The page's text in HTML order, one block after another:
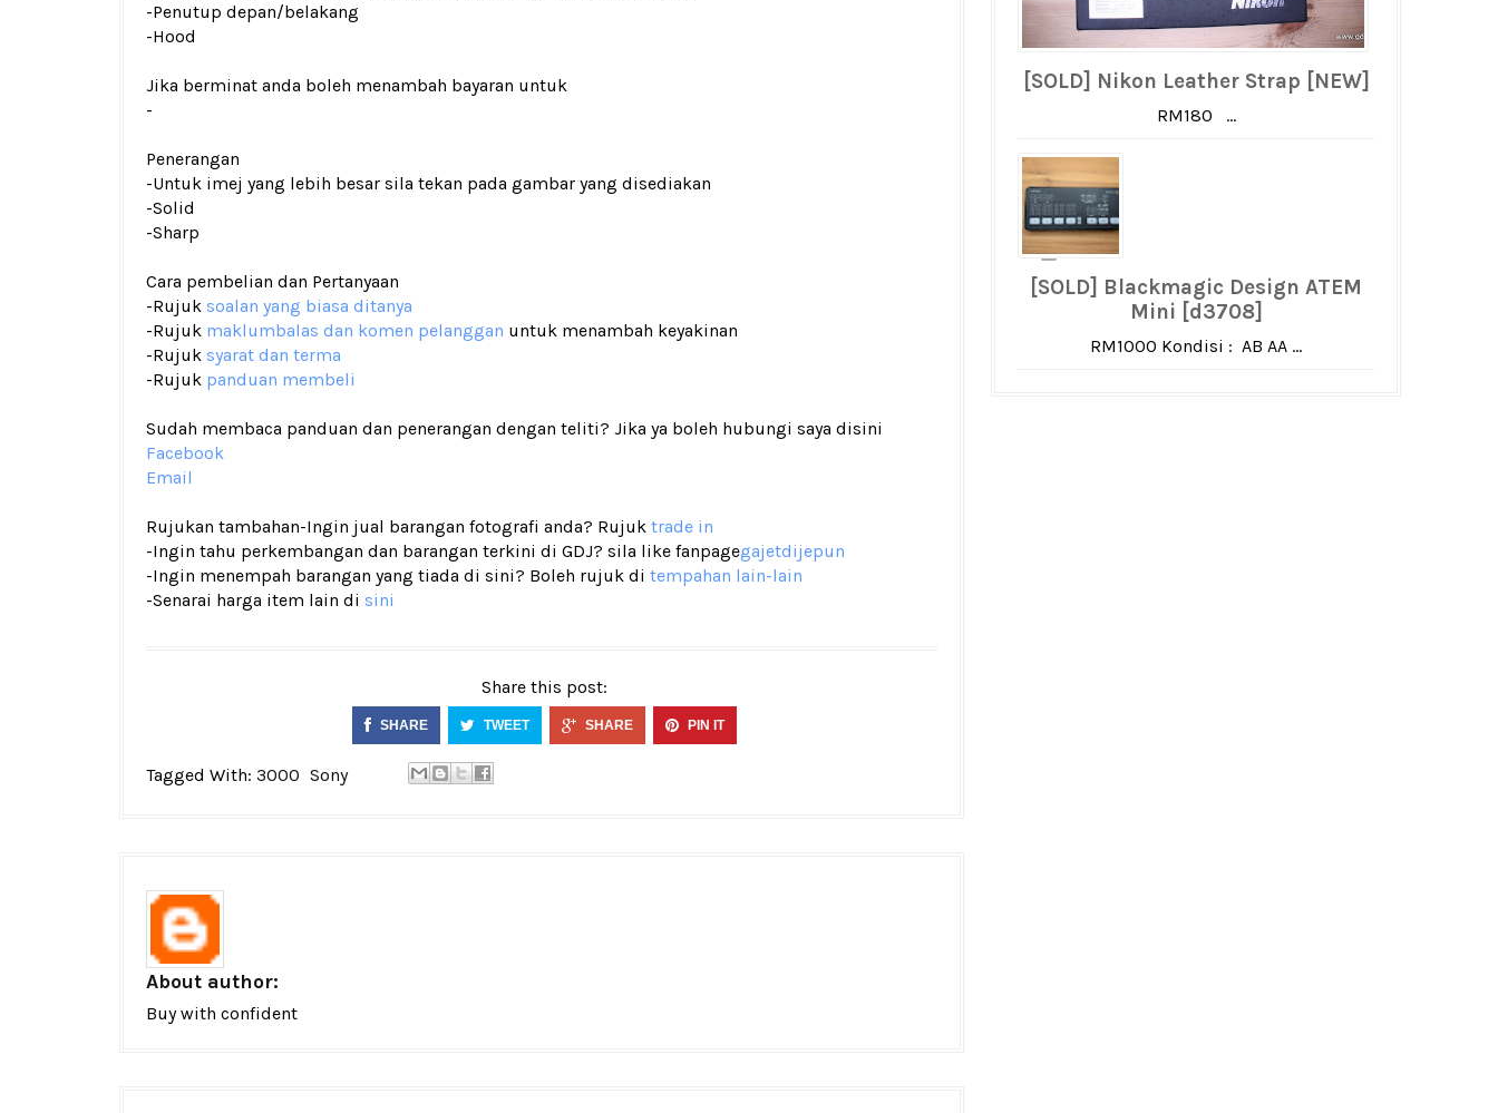
-Penutup depan/belakang
-Hood
Jika berminat anda boleh menambah bayaran untuk
-
Penerangan
-Untuk imej yang lebih besar sila tekan pada gambar yang disediakan
-Solid
-Sharp
Cara pembelian dan Pertanyaan
-Rujuk soalan yang biasa ditanya
-Rujuk maklumbalas dan komen pelanggan untuk menambah keyakinan
-Rujuk syarat dan terma
-Rujuk panduan membeli
Sudah membaca panduan dan penerangan dengan teliti? Jika ya boleh hubungi saya disini
Facebook
Email
Rujukan tambahan-Ingin jual barangan fotografi anda? Rujuk trade in
-Ingin tahu perkembangan dan barangan terkini di GDJ? sila like fanpagegajetdijepun
-Ingin menempah barangan yang tiada di sini? Boleh rujuk di tempahan lain-lain
-Senarai harga item lain di sini
Share this post:
SHARE TWEET SHARE PIN IT
Tagged With: 3000 Sony
About author:
Buy with confident
[SOLD] Nikon Leather Strap [NEW]
RM180 ...
[SOLD] Blackmagic Design ATEM
Mini [d3708]
RM1000 Kondisi : AB AA ...